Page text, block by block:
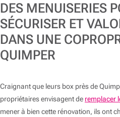
DES MENUISERIES
SÉCURISER ET
DANS UNE
QUIMPER
Craignant que leurs box près de
propriétaires envisagent de remplacer
mener à bien cette rénovation, ils ont